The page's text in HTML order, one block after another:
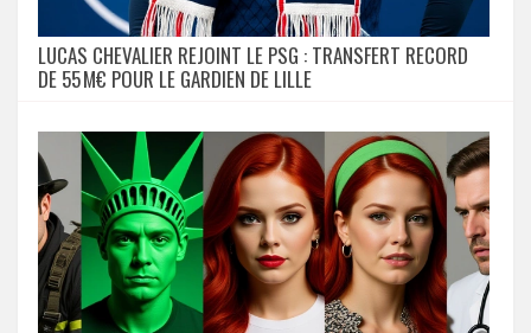
LUCAS CHEVALIER REJOINT LE PSG : TRANSFERT RECORD
DE 55 M€ POUR LE GARDIEN DE LILLE